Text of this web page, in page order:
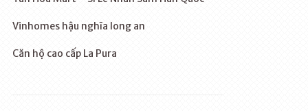
Vinhomes hậu nghĩa long an
Căn hộ cao cấp La Pura